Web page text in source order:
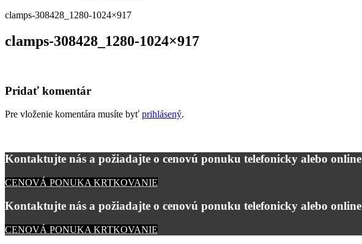
clamps-308428_1280-1024×917
clamps-308428_1280-1024×917
Pridať komentár
Pre vloženie komentára musíte byť prihlásený.
Kontaktujte nás a požiadajte o cenovú ponuku telefonicky alebo online
CENOVÁ PONUKA KRTKOVANIE
Kontaktujte nás a požiadajte o cenovú ponuku telefonicky alebo online
CENOVÁ PONUKA KRTKOVANIE